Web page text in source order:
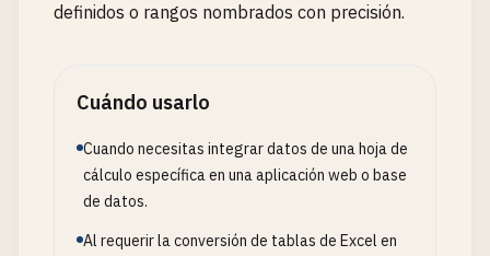
definidos o rangos nombrados con precisión.
Cuándo usarlo
Cuando necesitas integrar datos de una hoja de
cálculo específica en una aplicación web o base
de datos.
Al requerir la conversión de tablas de Excel en